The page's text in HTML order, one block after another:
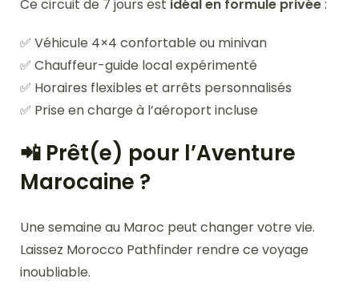
Ce circuit de 7 jours est idéal en formule privée:
✅ Véhicule 4×4 confortable ou minivan
✅ Chauffeur-guide local expérimenté
✅ Horaires flexibles et arrêts personnalisés
✅ Prise en charge à l’aéroport incluse
📲 Prêt(e) pour l’Aventure
Marocaine ?
Une semaine au Maroc peut changer votre vie.
Laissez Morocco Pathfinder rendre ce voyage
inoubliable.